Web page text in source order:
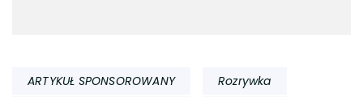
ARTYKUŁ SPONSOROWANY Rozrywka